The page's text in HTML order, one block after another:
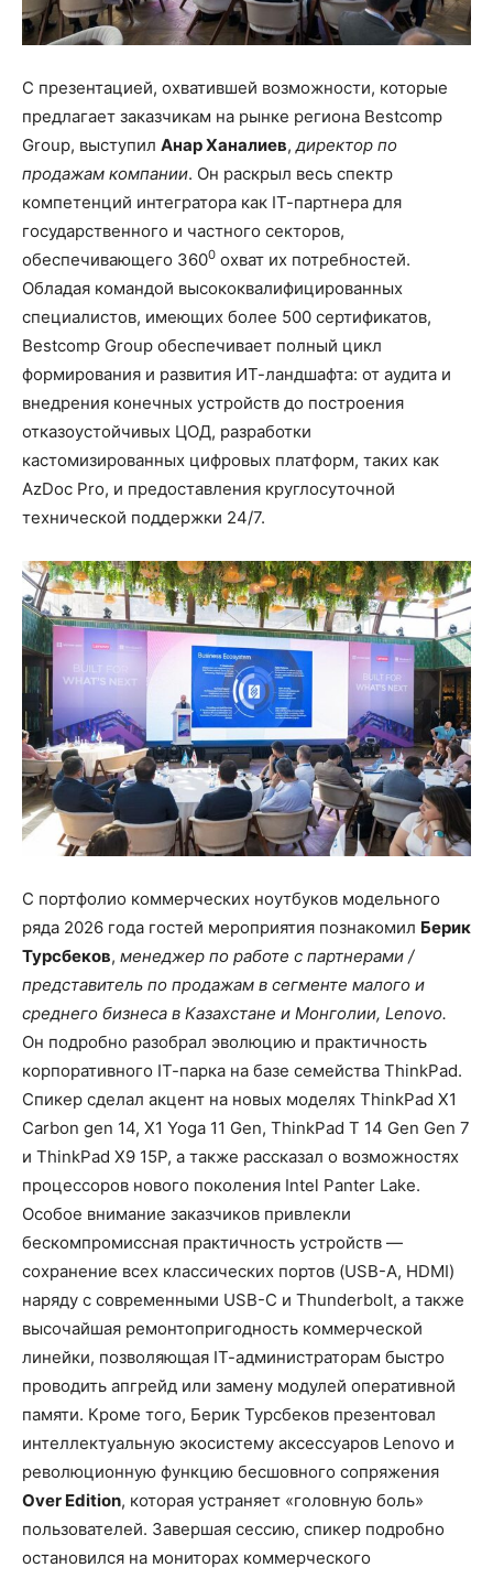
С презентацией, охватившей возможности, которые
предлагает заказчикам на рынке региона Bestcomp
Group, выступил Анар Ханалиев, директор по
продажам компании. Он раскрыл весь спектр
компетенций интегратора как IТ-партнера для
государственного и частного секторов,
обеспечивающего 3600 охват их потребностей.
Обладая командой высококвалифицированных
специалистов, имеющих более 500 сертификатов,
Bestcomp Group обеспечивает полный цикл
формирования и развития ИТ-ландшафта: от аудита и
внедрения конечных устройств до построения
отказоустойчивых ЦОД, разработки
кастомизированных цифровых платформ, таких как
AzDoc Pro, и предоставления круглосуточной
технической поддержки 24/7.
С портфолио коммерческих ноутбуков модельного
ряда 2026 года гостей мероприятия познакомил Берик
Турсбеков, менеджер по работе с партнерами /
представитель по продажам в сегменте малого и
среднего бизнеса в Казахстане и Монголии, Lenovo.
Он подробно разобрал эволюцию и практичность
корпоративного IТ-парка на базе семейства ThinkPad.
Спикер сделал акцент на новых моделях ThinkPad X1
Carbon gen 14, X1 Yoga 11 Gen, ThinkPad T 14 Gen Gen 7
и ThinkPad X9 15P, а также рассказал о возможностях
процессоров нового поколения Intel Panter Lake.
Особое внимание заказчиков привлекли
бескомпромиссная практичность устройств —
сохранение всех классических портов (USB-A, HDMI)
наряду с современными USB-C и Thunderbolt, а также
высочайшая ремонтопригодность коммерческой
линейки, позволяющая IТ-администраторам быстро
проводить апгрейд или замену модулей оперативной
памяти. Кроме того, Берик Турсбеков презентовал
интеллектуальную экосистему аксессуаров Lenovo и
революционную функцию бесшовного сопряжения
Over Edition, которая устраняет «головную боль»
пользователей. Завершая сессию, спикер подробно
остановился на мониторах коммерческого